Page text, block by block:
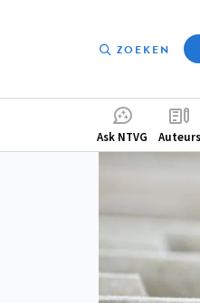
ZOEKEN
Ask NTVG Auteurs